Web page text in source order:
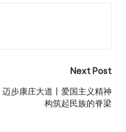
Next Post
迈步康庄大道丨爱国主义精神
构筑起民族的脊梁